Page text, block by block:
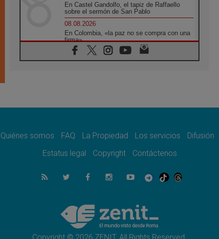
En Castel Gandolfo, el tapiz de Raffaello
sobre el sermón de San Pablo
08.08.2026
En Colombia, «la paz no se compra con una
firma»
08.08.2026
En Venezuela celebraron los 416 años del
08.08.2026
07.08.2026
se convierte en diócesis
Honduras: Los desplazados invisibles de una
crisis olvidada
Bokalic: "En Argentina el Papa León señalará
el compromiso del cristiano"
Quiénes somos FAQ La Propiedad Los servicios
Difusión
Estatus legal
Copyright Contáctenos
Copyright © 2026 ZENIT. All Rights Reserved.